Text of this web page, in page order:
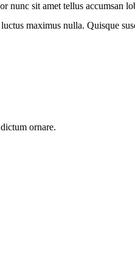
sit amet tellus accumsan
maximus nulla. Quisque
ornare.